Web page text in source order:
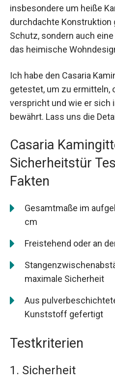
insbesondere um heiße
durchdachte
Schutz, sondern auch
das heimische
Ich habe den Casaria
getestet, um zu ermitteln,
verspricht und wie er sich
bewährt. Lass uns die
Casaria
Sicherheitstür
Fakten
Gesamtmaße im
cm
Freistehend oder an
maximale Sicherheit
Aus
Kunststoff gefertigt
Testkriterien
1. Sicherheit